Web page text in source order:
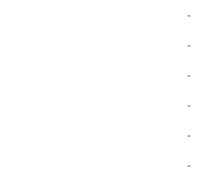
-
-
-
-
-
-